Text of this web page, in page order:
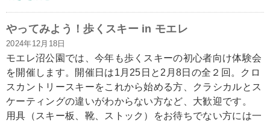
やってみよう！歩くスキー in モエレ
2024年12月18日
モエレ沼公園では、今年も歩くスキーの初心者向け体験会
を開催します。開催日は1月25日と2月8日の全２回。クロ
スカントリースキーをこれから始める方、クラシカルとス
ケーティングの違いがわからない方など、大歓迎です。
用具（スキー板、靴、ストック）をお待ちでない方には一